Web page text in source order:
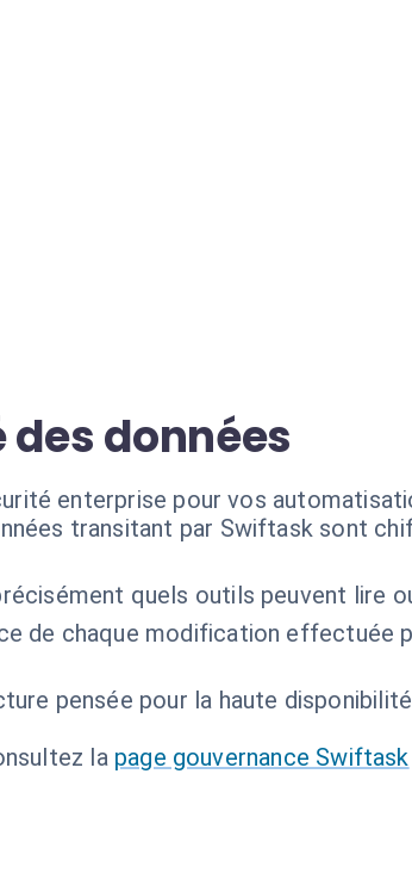
données
enterprise pour vos
transitant par Swiftask sont
quels outils peuvent lire
de chaque modification effectuée
pensée pour la haute
la page gouvernance Swiftask